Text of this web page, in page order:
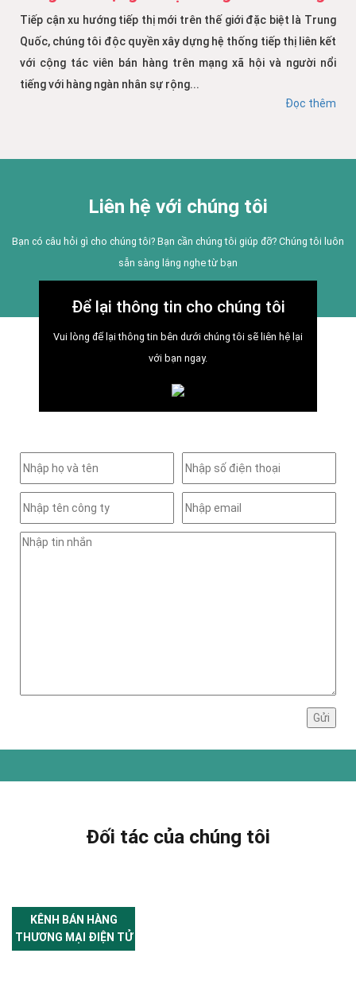
Tiếp cận xu hướng tiếp thị mới trên thế giới đặc biệt là Trung
Quốc, chúng tôi độc quyền xây dựng hệ thống tiếp thị liên kết
với cộng tác viên bán hàng trên mạng xã hội và người nổi
tiếng với hàng ngàn nhân sự rộng...
Đọc thêm
Liên hệ với chúng tôi
Bạn có câu hỏi gì cho chúng tôi? Bạn cần chúng tôi giúp đỡ? Chúng tôi luôn
sẵn sàng lắng nghe từ bạn
Để lại thông tin cho chúng tôi
Vui lòng để lại thông tin bên dưới chúng tôi sẽ liên hệ lại
với bạn ngay.
Đối tác của chúng tôi
KÊNH BÁN HÀNG
THƯƠNG MẠI ĐIỆN TỬ